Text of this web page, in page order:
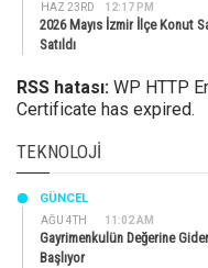
HAZ 23RD 12:17 PM
2026 Mayıs İzmir İlçe Konut
Satıldı
RSS hatası: WP HTTP
Certificate has expired.
TEKNOLOJI
AĞU 4TH 11:02 AM
GÜNCEL
Gayrimenkulün Değerine
Başlıyor